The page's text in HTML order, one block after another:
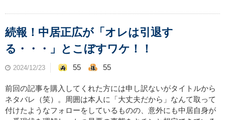
続報！中居正広が「オレは引退す
る・・・」とこぼすワケ！！
2024/12/23 55 55
前回の記事を購入してくれた方には申し訳ないがタイトルから
ネタバレ（笑）。周囲は本人に「大丈夫だから」なんて取って
付けたようなフォローをしているものの、意外にも中居自身が